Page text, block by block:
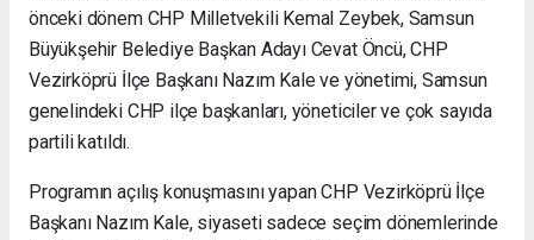
önceki dönem CHP Milletvekili Kemal Zeybek, Samsun
Büyükşehir Belediye Başkan Adayı Cevat Öncü, CHP
Vezirköprü İlçe Başkanı Nazım Kale ve yönetimi, Samsun
genelindeki CHP ilçe başkanları, yöneticiler ve çok sayıda
partili katıldı.
Programın açılış konuşmasını yapan CHP Vezirköprü İlçe
Başkanı Nazım Kale, siyaseti sadece seçim dönemlerinde